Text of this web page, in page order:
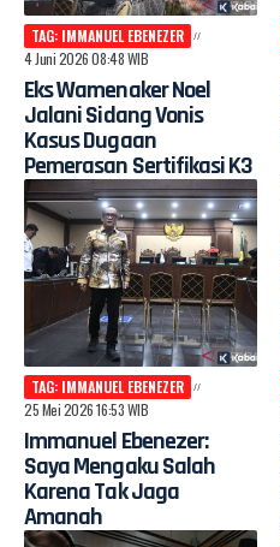
TAG: IMMANUEL EBENEZER
4 Juni 2026 08:48 WIB
Eks Wamenaker Noel
Jalani Sidang Vonis
Kasus Dugaan
Pemerasan Sertifikasi K3
TAG: IMMANUEL EBENEZER
25 Mei 2026 16:53 WIB
Immanuel Ebenezer:
Saya Mengaku Salah
Karena Tak Jaga
Amanah